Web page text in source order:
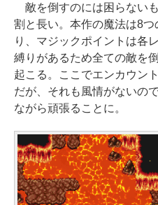
敵を倒すのには困らない
割と長い。本作の魔法は8
り、マジックポイントは各
縛りがあるため全ての敵を
起こる。ここでエンカウン
だが、それも風情がないの
ながら頑張ることに。